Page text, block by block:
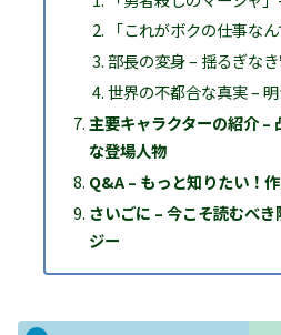
「これがボクの仕事な
部長の変身 – 揺るぎな
世界の不都合な真実 –
主要キャラクターの紹介 –
な登場人物
Q&A – もっと知りたい！
さいごに – 今こそ読むべ
ジー